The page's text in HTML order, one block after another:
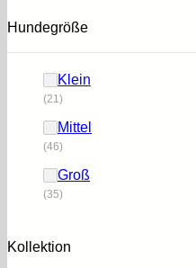
Hundegröße
Klein
(21)
Mittel
(46)
Groß
(35)
Kollektion